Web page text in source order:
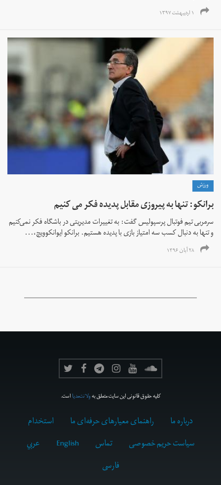
۱ اردیبهشت ۱۳۹۷
ورزش
برانکو: تنها به پیروزی مقابل پدیده فکر می کنیم
سرمربی تیم فوتبال پرسپولیس گفت: به تغییرات مدیریتی در باشگاه فکر نمی‌کنیم
و تنها به دنبال کسب سه امتیاز بازی با پدیده هستیم. برانکو ایوانکوویچ،...
۲۸ آبان ۱۳۹۶
کلیه حقوق قانونی این سایت متعلق بهولانت‌مدیااست.
درباره ما راهنمای معیارهای حرفه‌ای ما
استخدام
سیاست حریم خصوصی
تماس English
عربي
فارسى